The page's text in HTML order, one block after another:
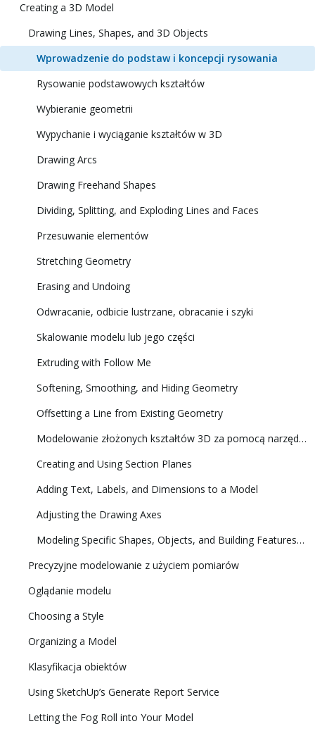
Creating a 3D Model
Drawing Lines, Shapes, and 3D Objects
Wprowadzenie do podstaw i koncepcji rysowania
Rysowanie podstawowych kształtów
Wybieranie geometrii
Wypychanie i wyciąganie kształtów w 3D
Drawing Arcs
Drawing Freehand Shapes
Dividing, Splitting, and Exploding Lines and Faces
Przesuwanie elementów
Stretching Geometry
Erasing and Undoing
Odwracanie, odbicie lustrzane, obracanie i szyki
Skalowanie modelu lub jego części
Extruding with Follow Me
Softening, Smoothing, and Hiding Geometry
Offsetting a Line from Existing Geometry
Modelowanie złożonych kształtów 3D za pomocą narzędzi Solid Tools (Narzędzia brył)
Creating and Using Section Planes
Adding Text, Labels, and Dimensions to a Model
Adjusting the Drawing Axes
Modeling Specific Shapes, Objects, and Building Features in 3D
Precyzyjne modelowanie z użyciem pomiarów
Oglądanie modelu
Choosing a Style
Organizing a Model
Klasyfikacja obiektów
Using SketchUp’s Generate Report Service
Letting the Fog Roll into Your Model